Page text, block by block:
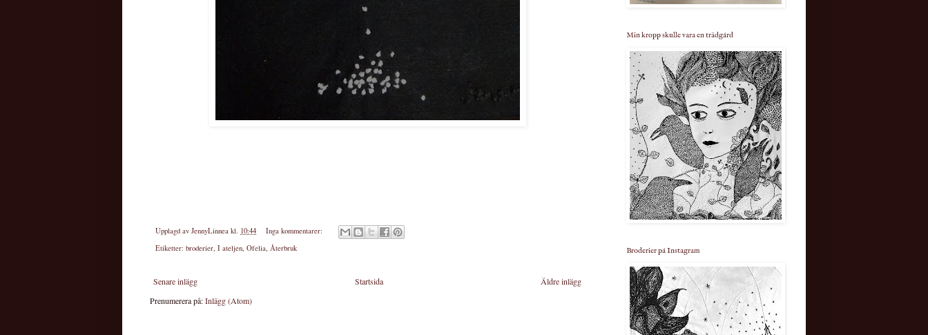
Upplagd av JennyLinnea kl. 10:44
Inga kommentarer:
Etiketter: broderier I ateljen Ofelia Återbruk
Senare inlägg Äldre inlägg
Startsida
Prenumerera på:Inlägg (Atom)
Min kropp skulle vara en trädgård
Broderier på Instagram